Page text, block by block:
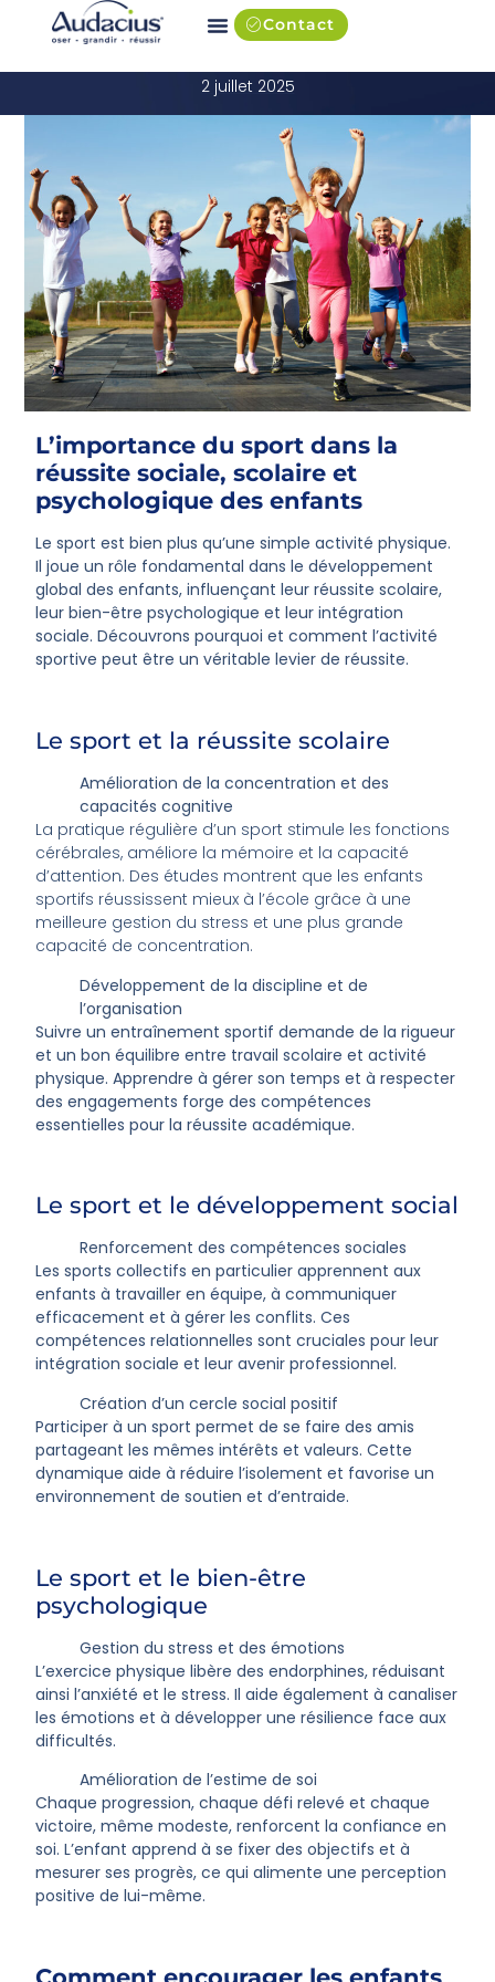
Contact
Enfants, sport et santé
2 juillet 2025
L’importance du sport dans la
réussite sociale, scolaire et
psychologique des enfants
Le sport est bien plus qu’une simple activité physique.
Il joue un rôle fondamental dans le développement
global des enfants, influençant leur réussite scolaire,
leur bien-être psychologique et leur intégration
sociale. Découvrons pourquoi et comment l’activité
sportive peut être un véritable levier de réussite.
Le sport et la réussite scolaire
Amélioration de la concentration et des
capacités cognitive
La pratique régulière d’un sport stimule les fonctions
cérébrales, améliore la mémoire et la capacité
d’attention. Des études montrent que les enfants
sportifs réussissent mieux à l’école grâce à une
meilleure gestion du stress et une plus grande
capacité de concentration.
Développement de la discipline et de
l’organisation
Suivre un entraînement sportif demande de la rigueur
et un bon équilibre entre travail scolaire et activité
physique. Apprendre à gérer son temps et à respecter
des engagements forge des compétences
essentielles pour la réussite académique.
Le sport et le développement social
Renforcement des compétences sociales
Les sports collectifs en particulier apprennent aux
enfants à travailler en équipe, à communiquer
efficacement et à gérer les conflits. Ces
compétences relationnelles sont cruciales pour leur
intégration sociale et leur avenir professionnel.
Création d’un cercle social positif
Participer à un sport permet de se faire des amis
partageant les mêmes intérêts et valeurs. Cette
dynamique aide à réduire l’isolement et favorise un
environnement de soutien et d’entraide.
Le sport et le bien-être
psychologique
Gestion du stress et des émotions
L’exercice physique libère des endorphines, réduisant
ainsi l’anxiété et le stress. Il aide également à canaliser
les émotions et à développer une résilience face aux
difficultés.
Amélioration de l’estime de soi
Chaque progression, chaque défi relevé et chaque
victoire, même modeste, renforcent la confiance en
soi. L’enfant apprend à se fixer des objectifs et à
mesurer ses progrès, ce qui alimente une perception
positive de lui-même.